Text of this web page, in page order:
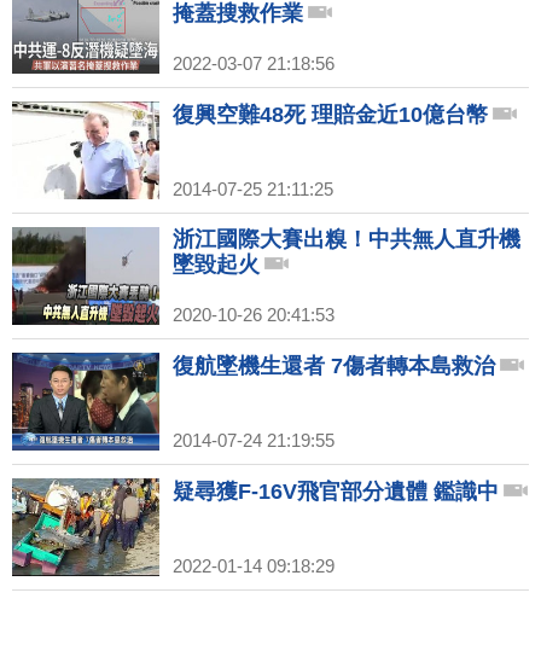
掩蓋搜救作業
2022-03-07 21:18:56
復興空難48死 理賠金近10億台幣
2014-07-25 21:11:25
浙江國際大賽出糗！中共無人直升機
墜毀起火
2020-10-26 20:41:53
復航墜機生還者 7傷者轉本島救治
2014-07-24 21:19:55
疑尋獲F-16V飛官部分遺體 鑑識中
2022-01-14 09:18:29